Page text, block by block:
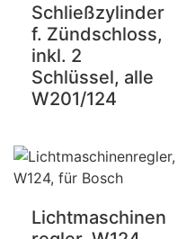
Schließzylinder
f. Zündschloss,
inkl. 2
Schlüssel, alle
W201/124
Lichtmaschinen